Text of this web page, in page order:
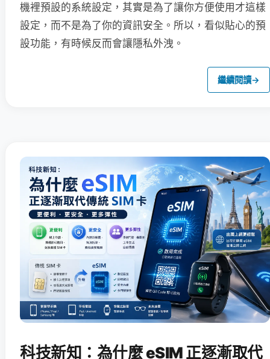
機裡預設的系統設定，其實是為了讓你方便使用才這樣
設定，而不是為了你的資訊安全。所以，看似貼心的預
設功能，有時候反而會讓隱私外洩。
繼續閱讀→
科技新知：為什麼 eSIM 正逐漸取代